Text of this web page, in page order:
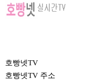
호빵넷TV
호빵넷TV 주소